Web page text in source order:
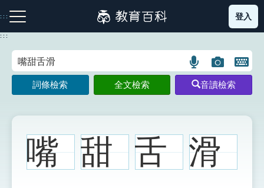
到
主
:::
注音索引圖示 筆畫索引圖示 部首索引表圖示
登入
:::
語
言
搜
示
圖
片
搜
示
開
鍵
圖
詞條檢索 全文檢索 音讀檢索
嘴 甜 舌 滑